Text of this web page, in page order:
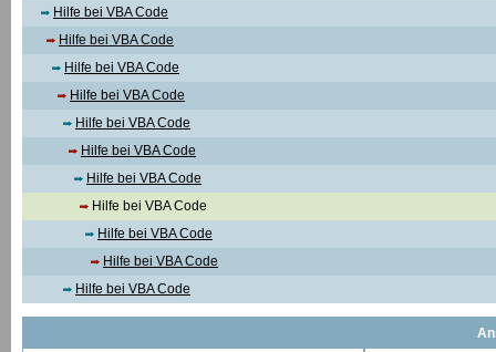
Hilfe bei VBA Code
Hilfe bei VBA Code
Hilfe bei VBA Code
Hilfe bei VBA Code
Hilfe bei VBA Code
Hilfe bei VBA Code
Hilfe bei VBA Code
Hilfe bei VBA Code
Hilfe bei VBA Code
Hilfe bei VBA Code
Hilfe bei VBA Code